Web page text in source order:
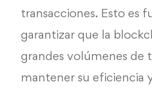
transacciones. Esto es
garantizar que la
grandes volúmenes de
mantener su eficiencia